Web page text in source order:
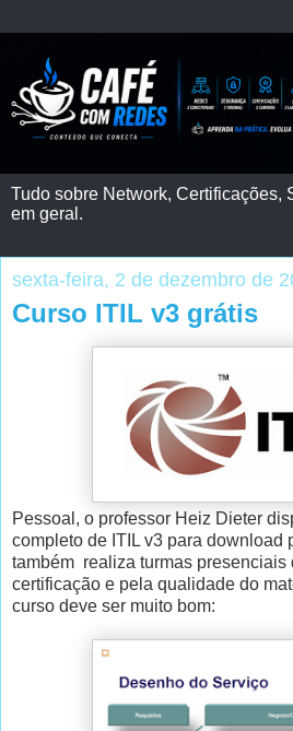
Tudo sobre Network, Certificações,
em geral.
sexta-feira, 2 de dezembro de
Curso ITIL v3 grátis
Pessoal, o professor Heiz Dieter
completo de ITIL v3 para download
também realiza turmas
certificação e pela qualidade do
curso deve ser muito bom: